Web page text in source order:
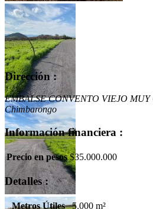
Dirección :
EMBALSE CONVENTO VIEJO
Chimbarongo
Información financiera :
Precio en pesos $35.000.000
Detalles :
Metros Útiles
5.000 m²